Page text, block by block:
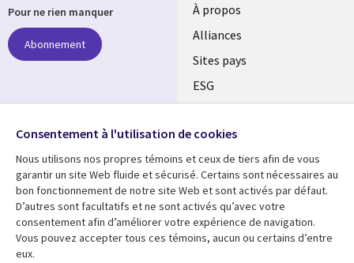
À propos
Alliances
Sites pays
ESG
Fusions
Salle de presse
Ressources
Articles
Support
Pour ne rien manquer
Abonnement
Suivez-nous
Social
Media
Global
FR
Consentement à l'utilisation de cookies
Nous utilisons nos propres témoins et ceux de tiers afin de vous
garantir un site Web fluide et sécurisé. Certains sont nécessaires au
bon fonctionnement de notre site Web et sont activés par défaut.
D’autres sont facultatifs et ne sont activés qu’avec votre
consentement afin d’améliorer votre expérience de navigation.
Vous pouvez accepter tous ces témoins, aucun ou certains d’entre
eux.